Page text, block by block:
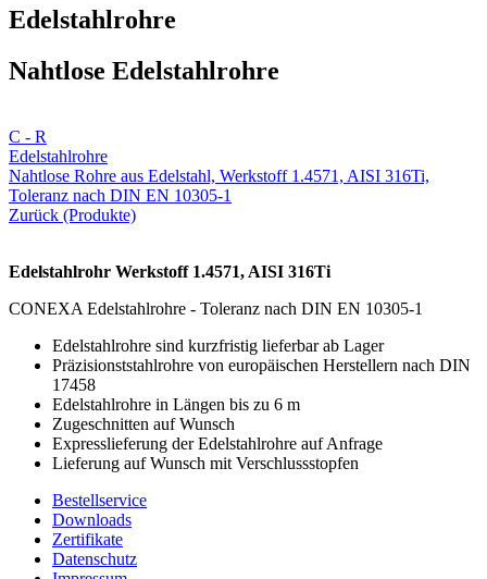
Edelstahlrohre
Nahtlose Edelstahlrohre
C - R
Edelstahlrohre
Nahtlose Rohre aus Edelstahl, Werkstoff 1.4571, AISI 316Ti,
Toleranz nach DIN EN 10305-1
Zurück (Produkte)
Edelstahlrohr Werkstoff 1.4571, AISI 316Ti
CONEXA Edelstahlrohre - Toleranz nach DIN EN 10305-1
Edelstahlrohre sind kurzfristig lieferbar ab Lager
Präzisionststahlrohre von europäischen Herstellern nach DIN
17458
Edelstahlrohre in Längen bis zu 6 m
Zugeschnitten auf Wunsch
Expresslieferung der Edelstahlrohre auf Anfrage
Lieferung auf Wunsch mit Verschlussstopfen
Bestellservice
Downloads
Zertifikate
Datenschutz